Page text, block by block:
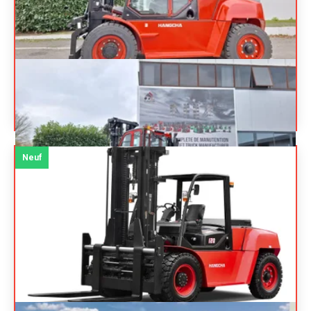
Chariot élévateur frontal 4 roues
XF100D
N13813
Diesel
Prix sur
demande
Neuf